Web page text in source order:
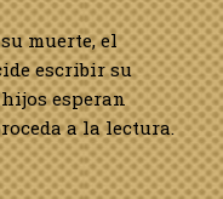
muerte, el
escribir su
esperan
a la lectura.